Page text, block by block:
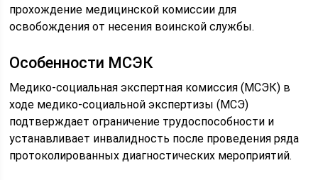
прохождение медицинской комиссии для
освобождения от несения воинской службы.
Особенности МСЭК
Медико-социальная экспертная комиссия (МСЭК) в
ходе медико-социальной экспертизы (МСЭ)
подтверждает ограничение трудоспособности и
устанавливает инвалидность после проведения ряда
протоколированных диагностических мероприятий.